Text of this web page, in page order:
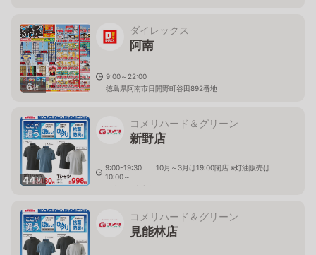
6枚
ダイレックス
阿南
9:00～22:00
徳島県阿南市日開野町谷田892番地
44枚
コメリハード＆グリーン
新野店
9:00-19:30 10月～3月は19:00閉店 ※灯油販売は
10:00～
徳島県阿南市新野町是国149
コメリハード＆グリーン
見能林店